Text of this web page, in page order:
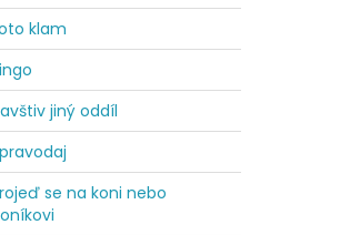
klam
jiný oddíl
se na koni nebo